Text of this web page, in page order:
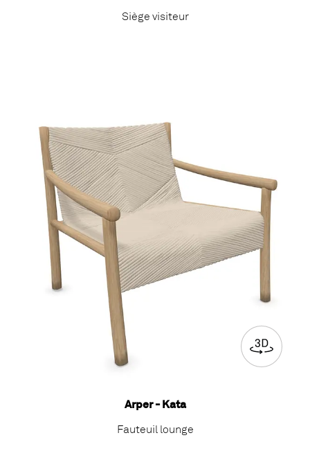
Siège visiteur
Arper - Kata
Fauteuil lounge